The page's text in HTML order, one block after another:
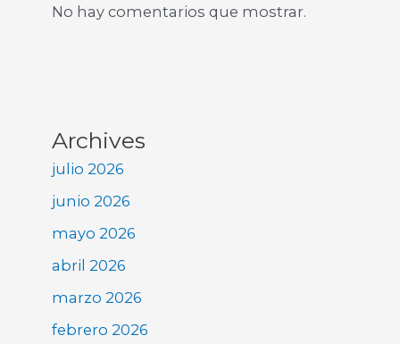
No hay comentarios que mostrar.
Archives
julio 2026
junio 2026
mayo 2026
abril 2026
marzo 2026
febrero 2026